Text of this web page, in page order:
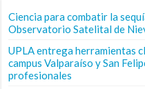
Ciencia para combatir la
Observatorio Satelital de
UPLA entrega herramientas
campus Valparaíso y San
profesionales